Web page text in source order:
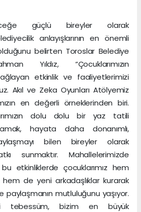
güçlü bireyler olarak
anlayışlarının en önemli
belirten Toroslar Belediye
Yıldız, “Çocuklarımızın
etkinlik ve faaliyetlerimizi
Akıl ve Zeka Oyunları Atölyemiz
en değerli örneklerinden biri.
dolu dolu bir yaz tatili
hayata daha donanımlı,
bilen bireyler olarak
sunmaktır. Mahallelerimizde
etkinliklerde çocuklarımız hem
de yeni arkadaşlıklar kurarak
mutluluğunu yaşıyor.
tebessüm, bizim en büyük